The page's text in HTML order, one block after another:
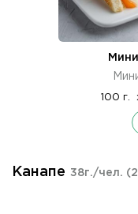
100 г.
Канапе 38г./чел.